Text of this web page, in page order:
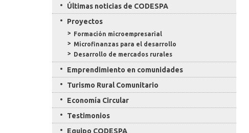
Últimas noticias de CODESPA
Proyectos
Formación microempresarial
Microfinanzas para el desarrollo
Desarrollo de mercados rurales
Emprendimiento en comunidades
Turismo Rural Comunitario
Economía Circular
Testimonios
Equipo CODESPA